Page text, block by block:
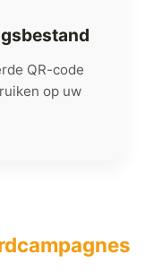
QR-code
op uw